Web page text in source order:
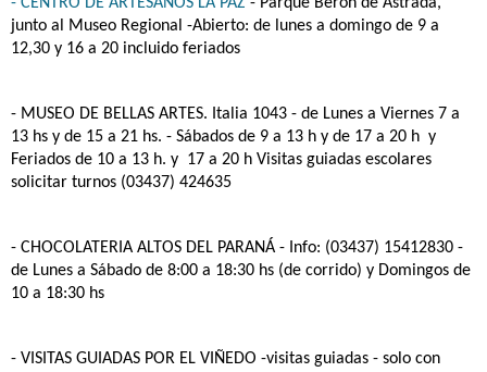
- CENTRO DE ARTESANOS LA PAZ - Parque Berón de Astrada,
junto al Museo Regional -Abierto: de lunes a domingo de 9 a
12,30 y 16 a 20 incluido feriados
- MUSEO DE BELLAS ARTES. Italia 1043 - de Lunes a Viernes 7 a
13 hs y de 15 a 21 hs. - Sábados de 9 a 13 h y de 17 a 20 h y
Feriados de 10 a 13 h. y 17 a 20 h Visitas guiadas escolares
solicitar turnos (03437) 424635
- CHOCOLATERIA ALTOS DEL PARANÁ - Info: (03437) 15412830 -
de Lunes a Sábado de 8:00 a 18:30 hs (de corrido) y Domingos de
10 a 18:30 hs
- VISITAS GUIADAS POR EL VIÑEDO -visitas guiadas - solo con